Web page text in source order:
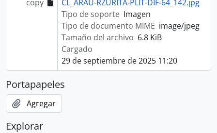
copy
CL_ARAU-RZURITA-PLIT-DIF-64_142.jpg
Tipo de soporte Imagen
Tipo de documento MIME image/jpeg
Tamaño del archivo 6.8 KiB
Cargado
29 de septiembre de 2025 11:20
Portapapeles
Agregar
Explorar